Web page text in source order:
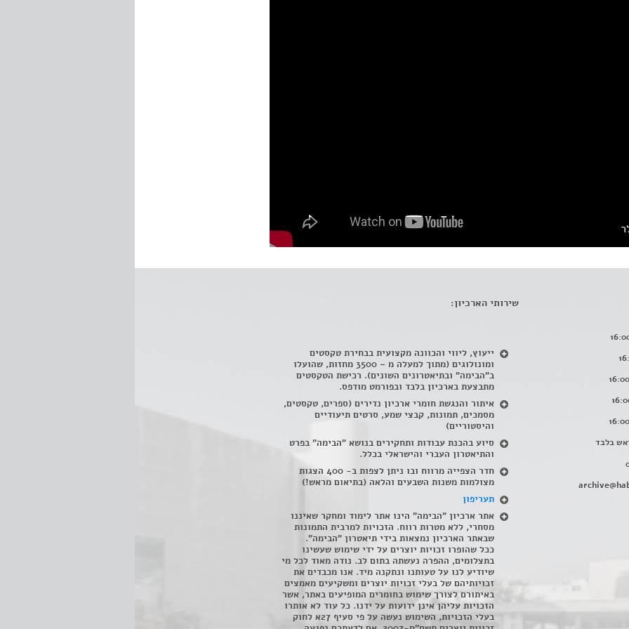
בלבד
שירותי הארכיון:
ייעוץ, ליווי והכוונה מקצועית בבחירת טקסטים
ומונולוגים (מתוך למעלה מ – 3500 מחזות, שהועלו
ב"הבימה" ובתיאטרונים השונים). רכישת הטקסטים
מתבצעת בארכיון בלבד ובפורמט מודפס.
איתור והנגשת חומרי ארכיון נדירים (ספרים, טקסטים,
מסמכים, תמונות, קבצי שמע, סרטים תיעודיים
והיסטוריים)
סיוע בהכנת עבודות ותחקירים בנושא "הבימה" בפרט
והתיאטרון העברי והישראלי בכלל.
חדר הצפייה מרווח ובו ניתן לצפות ב- 400 הצגות
מצולמות משנות השבעים והלאה (בתיאום מראש!)
תעריפון
אתר ארכיון "הבימה" הינו אתר לימוד ומחקר שאיננו
מסחרי, ללא מטרות רווח. הזכויות למרבית התמונות
שבאתר הארכיון נמצאות בידי תיאטרון "הבימה".
ככל שהופרו זכויות יוצרים על ידי שימוש שעשינו
בתצלומים, ההפרה נעשתה בתום לב. נודה מאוד לכל מי
שיודיע לנו על טעותנו ונתקנה מיד. אנו מכבדים את
זכויותיהם של בעלי זכויות יוצרים ומשקיעים מאמצים
באיתורם לצורך שימוש בחומרים המופיעים באתר, אשר
הזכויות עליהן אינן ידועות על ידנו. כל עוד לא אותרו
בעלי הזכויות, השימוש נעשה על פי סעיף 27א לחוק